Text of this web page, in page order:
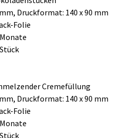
Druckformat: 140 x 90 mm
Folie
Cremefüllung
Druckformat: 140 x 90 mm
Folie